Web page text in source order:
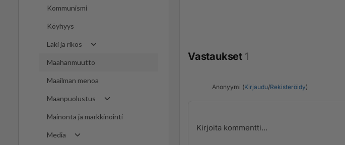
Kommunismi
Köyhyys
Laki ja rikos
Maahanmuutto
Maailman menoa
Maanpuolustus
Mainonta ja markkinointi
Media
Vastaukset 1
Anonyymi (Kirjaudu/Rekisteröidy)